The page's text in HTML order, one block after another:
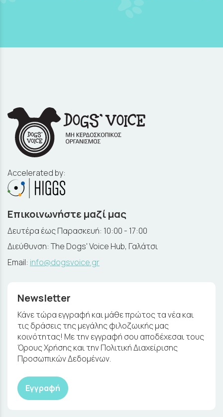
Accelerated by:
Επικοινωνήστε μαζί μας
Δευτέρα έως Παρασκευή: 10:00 - 17:00
Διεύθυνση: The Dogs' Voice Hub, Γαλάτσι
Email: info@dogsvoice.gr
Newsletter
Κάνε τώρα εγγραφή και μάθε πρώτος τα νέα και
τις δράσεις της μεγάλης φιλοζωικής μας
κοινότητας! Με την εγγραφή σου αποδέχεσαι τους
Όρους Χρήσης και την Πολιτική Διαχείρισης
Προσωπικών Δεδομένων.
Εγγραφή